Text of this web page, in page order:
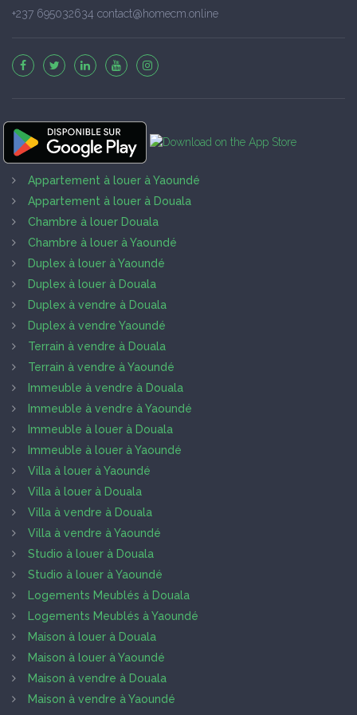
+237 695032634 contact@homecm.online
Appartement à louer à Yaoundé
Appartement à louer à Douala
Chambre à louer Douala
Chambre à louer à Yaoundé
Duplex à louer à Yaoundé
Duplex à louer à Douala
Duplex à vendre à Douala
Duplex à vendre Yaoundé
Terrain à vendre à Douala
Terrain à vendre à Yaoundé
Immeuble à vendre à Douala
Immeuble à vendre à Yaoundé
Immeuble à louer à Douala
Immeuble à louer à Yaoundé
Villa à louer à Yaoundé
Villa à louer à Douala
Villa à vendre à Douala
Villa à vendre à Yaoundé
Studio à louer à Douala
Studio à louer à Yaoundé
Logements Meublés à Douala
Logements Meublés à Yaoundé
Maison à louer à Douala
Maison à louer à Yaoundé
Maison à vendre à Douala
Maison à vendre à Yaoundé